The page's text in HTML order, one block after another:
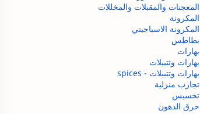
المعجنات والمقبلات والمخللات
المكرونة
المكرونة الاسباجيتي
بطاطس
بهارات
بهارات وتتبيلات
بهارات وتتبيلات - spices
تجارب منزلية
تخسيس
حرق الدهون